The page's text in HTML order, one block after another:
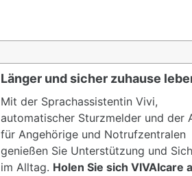
Länger und sicher zuhause
Mit der Sprachassistentin Vivi,
automatischer Sturzmelder und der
für Angehörige und Notrufzentralen
genießen Sie Unterstützung und
im Alltag. Holen Sie sich VIVAIcare